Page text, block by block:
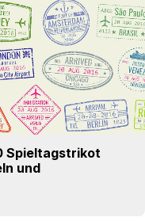
Spieltagstrikot
und